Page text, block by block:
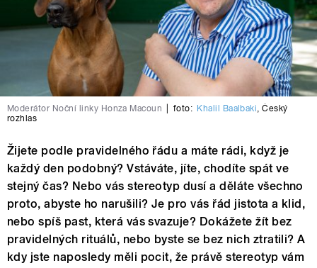
Moderátor Noční linky Honza Macoun foto: Khalil Baalbaki,Český
rozhlas
Žijete podle pravidelného řádu a máte rádi, když je
každý den podobný? Vstáváte, jíte, chodíte spát ve
stejný čas? Nebo vás stereotyp dusí a děláte všechno
proto, abyste ho narušili? Je pro vás řád jistota a klid,
nebo spíš past, která vás svazuje? Dokážete žít bez
pravidelných rituálů, nebo byste se bez nich ztratili? A
kdy jste naposledy měli pocit, že právě stereotyp vám